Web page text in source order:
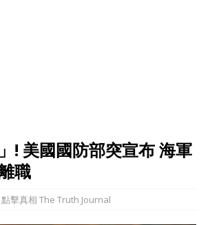
! 美國國防部突宣布 海軍
職
點擊真相 The Truth Journal